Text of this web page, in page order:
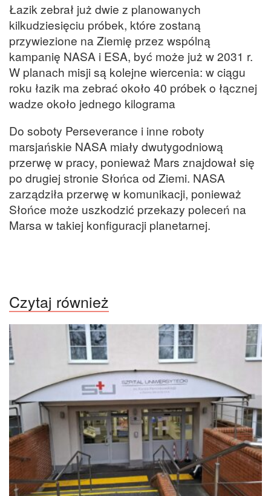
Łazik zebrał już dwie z planowanych
kilkudziesięciu próbek, które zostaną
przywiezione na Ziemię przez wspólną
kampanię NASA i ESA, być może już w 2031 r.
W planach misji są kolejne wiercenia: w ciągu
roku łazik ma zebrać około 40 próbek o łącznej
wadze około jednego kilograma
Do soboty Perseverance i inne roboty
marsjańskie NASA miały dwutygodniową
przerwę w pracy, ponieważ Mars znajdował się
po drugiej stronie Słońca od Ziemi. NASA
zarządziła przerwę w komunikacji, ponieważ
Słońce może uszkodzić przekazy poleceń na
Marsa w takiej konfiguracji planetarnej.
Czytaj również